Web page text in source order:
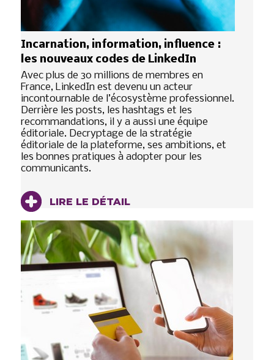
Incarnation, information, influence :
les nouveaux codes de LinkedIn
Avec plus de 30 millions de membres en
France, LinkedIn est devenu un acteur
incontournable de l’écosystème professionnel.
Derrière les posts, les hashtags et les
recommandations, il y a aussi une équipe
éditoriale. Decryptage de la stratégie
éditoriale de la plateforme, ses ambitions, et
les bonnes pratiques à adopter pour les
communicants.
LIRE LE DÉTAIL